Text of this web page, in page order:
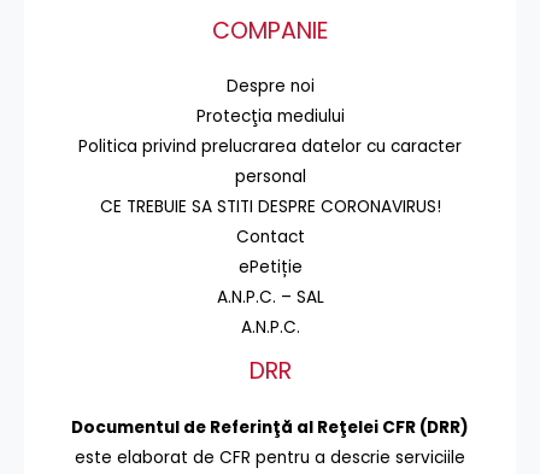
COMPANIE
Despre noi
Protecţia mediului
Politica privind prelucrarea datelor cu caracter
personal
CE TREBUIE SA STITI DESPRE CORONAVIRUS!
Contact
ePetiție
A.N.P.C. – SAL
A.N.P.C.
DRR
Documentul de Referinţă al Reţelei CFR (DRR)
este elaborat de CFR pentru a descrie serviciile